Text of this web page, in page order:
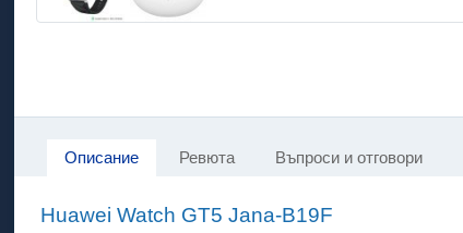
Описание Ревюта Въпроси и отговори
Huawei Watch GT5 Jana-B19F